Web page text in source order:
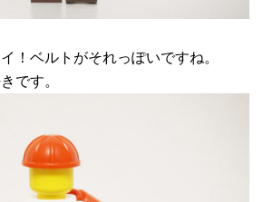
！ベルトがそれっぽいですね。
です。